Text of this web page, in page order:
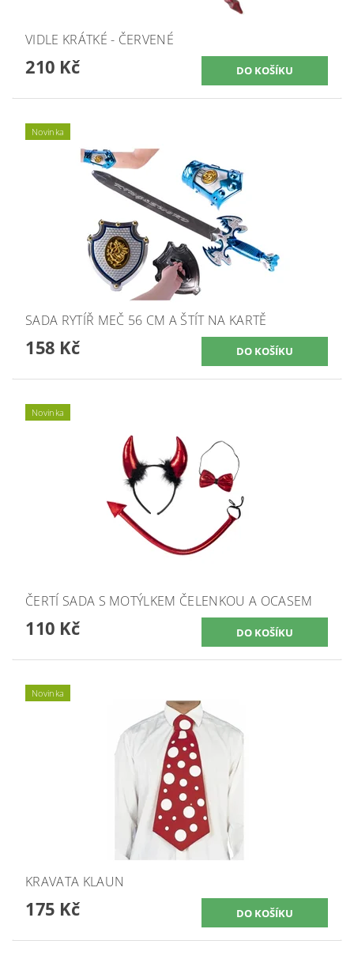
VIDLE KRÁTKÉ - ČERVENÉ
210 Kč
Novinka
SADA RYTÍŘ MEČ 56 CM A ŠTÍT NA KARTĚ
158 Kč
Novinka
ČERTÍ SADA S MOTÝLKEM ČELENKOU A OCASEM
110 Kč
Novinka
KRAVATA KLAUN
175 Kč